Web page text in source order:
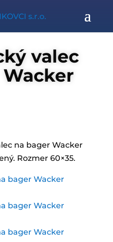
valec
na bager Wacker
Rozmer 60×35.